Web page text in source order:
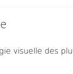
visuelle des